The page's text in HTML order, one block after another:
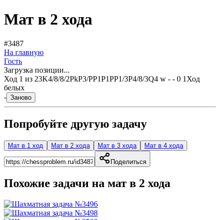
Мат в 2 хода
#3487
На главную
Гость
Загрузка позиции...
Ход 1 из 23K4/8/8/2PkP3/PP1P1PP1/3P4/8/3Q4 w - - 0 1 Ход
белых
- Заново
Попробуйте другую задачу
Мат в 1 ход Мат в 2 хода Мат в 3 хода Мат в 4 хода
Поделиться
Похожие задачи на мат в 2 хода